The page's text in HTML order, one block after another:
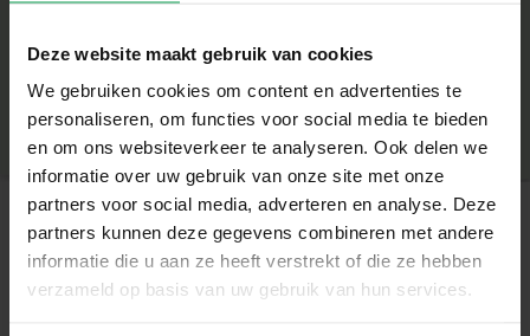
Deze website maakt gebruik van cookies
We gebruiken cookies om content en advertenties te
personaliseren, om functies voor social media te bieden
en om ons websiteverkeer te analyseren. Ook delen we
informatie over uw gebruik van onze site met onze
partners voor social media, adverteren en analyse. Deze
partners kunnen deze gegevens combineren met andere
informatie die u aan ze heeft verstrekt of die ze hebben
verzameld op basis van uw gebruik van hun services.
54 oranje metallic foamstukken
54 diamantstickers
Unieke eigenschappen
Eenvoudig te monteren en decoreren
Stimuleert creativiteit, fijne motoriek en
probleemoplossend denken
Productnummer|
14296
Deel dit product
Gerelateerde producten